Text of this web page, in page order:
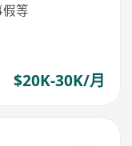
等
$20K-30K/月